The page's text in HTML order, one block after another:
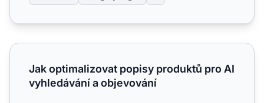
Jak optimalizovat popisy produktů pro AI vyhledávání a
Jak optimalizovat popisy produktů pro AI
vyhledávání a objevování